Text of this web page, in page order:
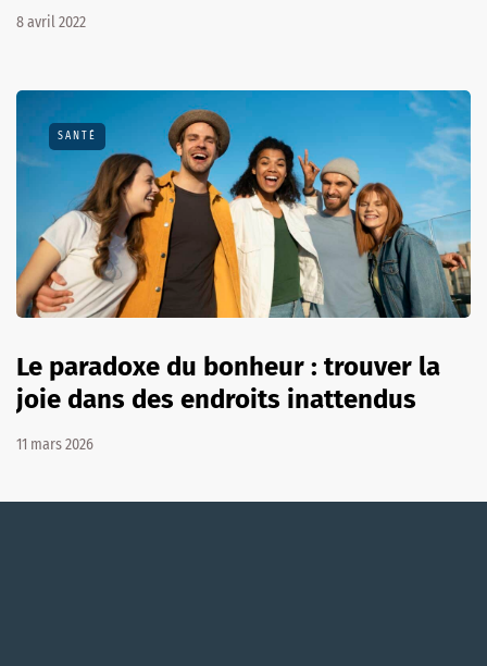
8 avril 2022
SANTÉ
Le paradoxe du bonheur : trouver la
joie dans des endroits inattendus
11 mars 2026